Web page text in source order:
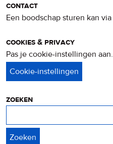
contact
Een boodschap sturen kan via
cookies & privacy
Pas je cookie-instellingen aan.
zoeken